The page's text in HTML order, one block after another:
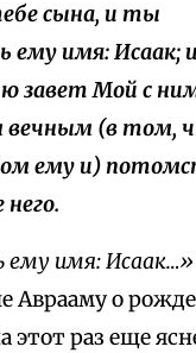
сына, и ты
ему имя: Исаак; и
завет Мой с
вечным (в том,
ему и)
него.
имя: Исаак…»
Аврааму о
этот раз еще